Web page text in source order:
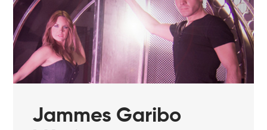
Jammes Garibo